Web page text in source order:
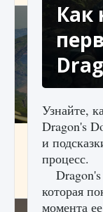
Как
сохранение
сохранение
9 августа 2024
Как
Узнайте,
Dragon's
и
процесс.
которая
момента